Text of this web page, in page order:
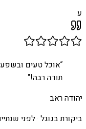
ע
“אוכל טעים
תודה רבה!”
יהודה ראב
ביקורת בגוגל ·לפני